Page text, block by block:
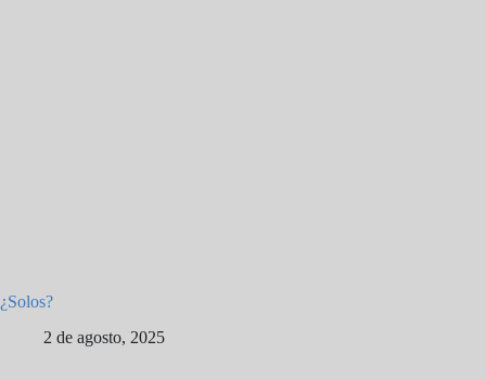
¿Solos?
2 de agosto, 2025